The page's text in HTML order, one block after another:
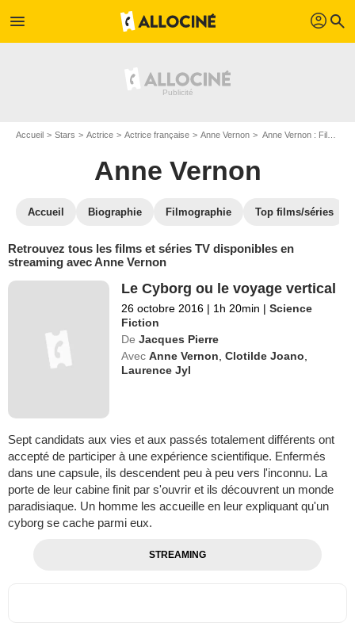
menu profil search
Accueil Stars Actrice Actrice française Anne Vernon Anne Vernon : Films et séries online
Anne Vernon
Accueil Biographie Filmographie Top films/séries
Retrouvez tous les films et séries TV disponibles en
streaming avec Anne Vernon
Le Cyborg ou le voyage vertical
26 octobre 2016 | 1h 20min | Science
Fiction
De Jacques Pierre
Avec Anne Vernon ,Clotilde Joano
Laurence Jyl
Sept candidats aux vies et aux passés totalement différents ont
accepté de participer à une expérience scientifique. Enfermés
dans une capsule, ils descendent peu à peu vers l'inconnu. La
porte de leur cabine finit par s'ouvrir et ils découvrent un monde
paradisiaque. Un homme les accueille en leur expliquant qu'un
cyborg se cache parmi eux.
STREAMING